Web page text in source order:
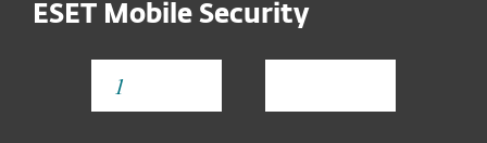
ESET Mobile Security